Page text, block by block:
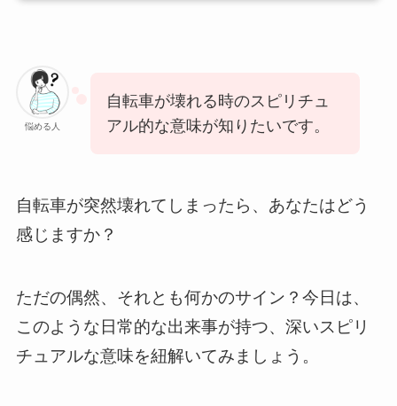
悩める人
自転車が壊れる時のスピリチュ
アル的な意味が知りたいです。
自転車が突然壊れてしまったら、あなたはどう
感じますか？
ただの偶然、それとも何かのサイン？今日は、
このような日常的な出来事が持つ、深いスピリ
チュアルな意味を紐解いてみましょう。